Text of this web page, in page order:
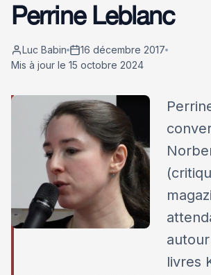
Perrine Leblanc
Luc Babin
16 décembre 2017
Mis à jour le 15 octobre 2024
livres